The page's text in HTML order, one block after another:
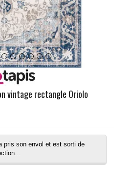
vintage rectangle Oriolo
pris son envol et est sorti de